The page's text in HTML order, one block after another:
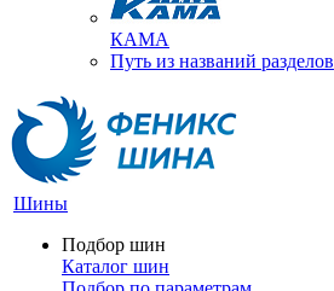
КАМА
Путь из названий разделов
Шины
Подбор шин
Каталог шин